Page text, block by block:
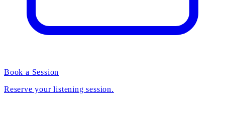
Book a Session
Reserve your listening session.